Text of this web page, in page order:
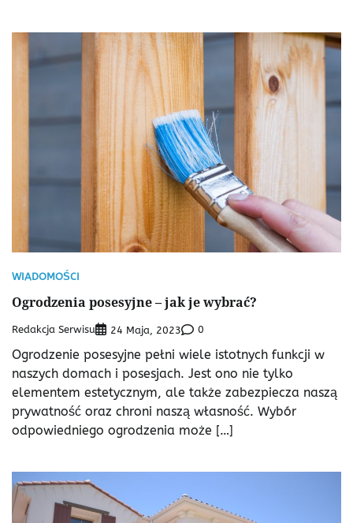
WIADOMOŚCI
Ogrodzenia posesyjne – jak je wybrać?
Redakcja Serwisu 24 Maja, 2023 0
Ogrodzenie posesyjne pełni wiele istotnych funkcji w
naszych domach i posesjach. Jest ono nie tylko
elementem estetycznym, ale także zabezpiecza naszą
prywatność oraz chroni naszą własność. Wybór
odpowiedniego ogrodzenia może […]